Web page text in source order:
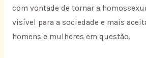
com vontade de tornar a
visível para a sociedade e mais
homens e mulheres em questão.